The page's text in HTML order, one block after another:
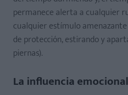
permanece alerta a cualquier
cualquier estímulo
de protección, estirando y
piernas).
La influencia emocional